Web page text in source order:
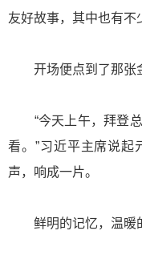
友好故事，其中也有不
开场便点到了那张金
“今天上午，拜登总
看。”习近平主席说起
声，响成一片。
鲜明的记忆，温暖的